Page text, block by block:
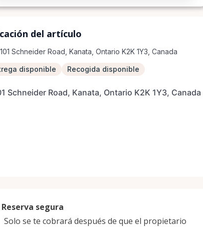
del artículo
101 Schneider Road, Kanata, Ontario K2K 1Y3, Canada
disponible Recogida disponible
Reserva segura
Solo se te cobrará después de que el propietario